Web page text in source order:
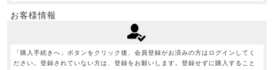
お客様情報
「購入手続きへ」ボタンをクリック後、会員登録がお済みの方はログインしてく
ださい。登録されていない方は、登録をお願いします。登録せずに購入すること